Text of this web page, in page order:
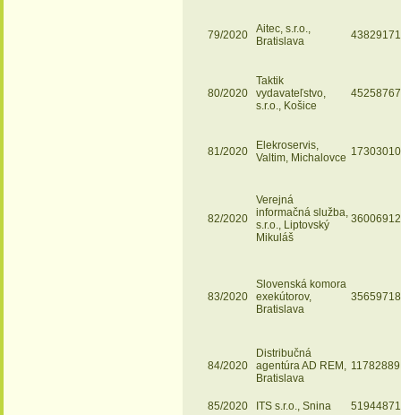
79/2020
Aitec, s.r.o.,
Bratislava
43829171
80/2020
Taktik
vydavateľstvo,
s.r.o., Košice
45258767
81/2020
Elekroservis,
Valtim, Michalovce 17303010
82/2020
Verejná
informačná služba,
s.r.o., Liptovský
Mikuláš
36006912
83/2020
Slovenská komora
exekútorov,
Bratislava
35659718
84/2020
Distribučná
agentúra AD REM,
Bratislava
11782889
85/2020 ITS s.r.o., Snina 51944871